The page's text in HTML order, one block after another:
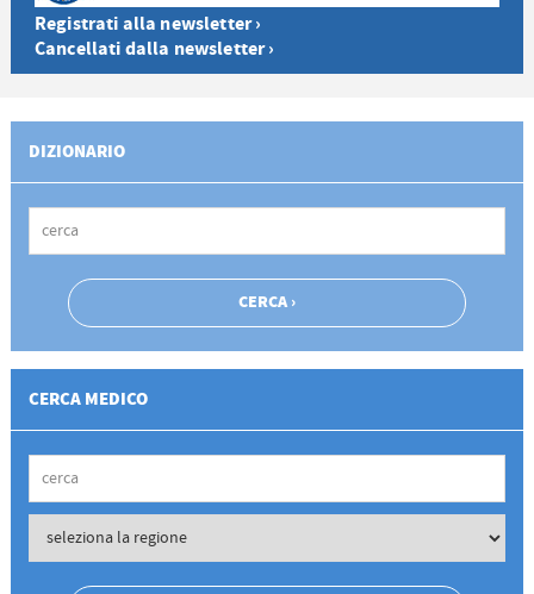
Registrati alla newsletter ›
Cancellati dalla newsletter ›
DIZIONARIO
CERCA MEDICO